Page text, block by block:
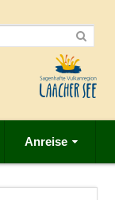
Anreise